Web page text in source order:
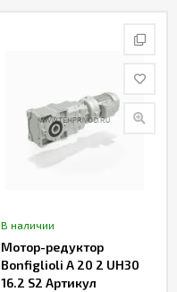
В наличии
Мотор-редуктор
Bonfiglioli A 20 2 UH30
16.2 S2 Артикул